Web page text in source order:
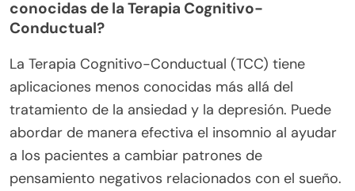
conocidas de la Terapia Cognitivo-
Conductual?
La Terapia Cognitivo-Conductual (TCC) tiene
aplicaciones menos conocidas más allá del
tratamiento de la ansiedad y la depresión. Puede
abordar de manera efectiva el insomnio al ayudar
a los pacientes a cambiar patrones de
pensamiento negativos relacionados con el sueño.